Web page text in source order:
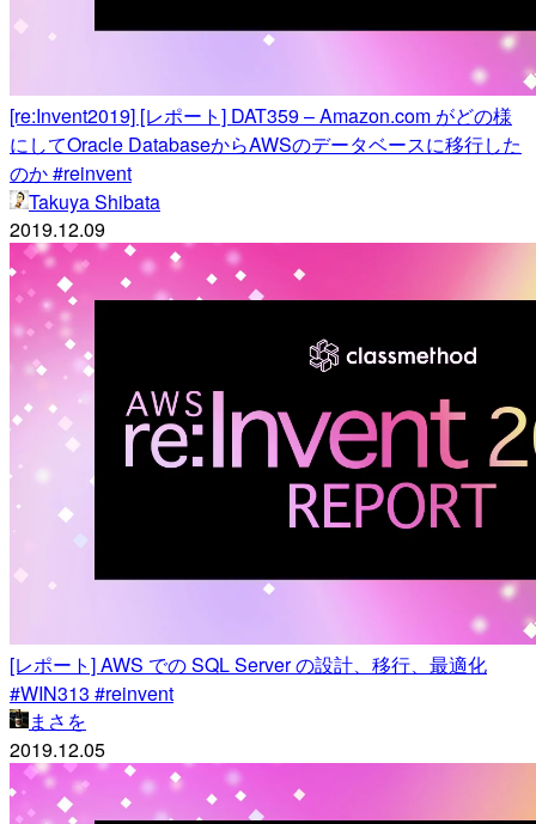
[re:Invent2019] [レポート] DAT359 – Amazon.com がどの様
にしてOracle DatabaseからAWSのデータベースに移行した
のか #reinvent
Takuya Shibata
2019.12.09
[レポート] AWS での SQL Server の設計、移行、最適化
#WIN313 #reinvent
まさを
2019.12.05